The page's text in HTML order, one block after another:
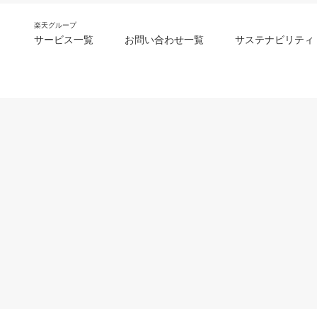
楽天グループ
サービス一覧 お問い合わせ一覧 サステナビリティ